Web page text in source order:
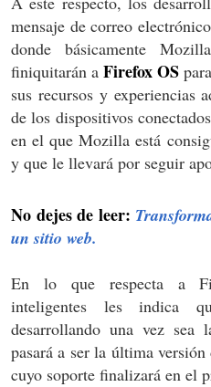
mensaje de correo
donde básicamente
finiquitarán aFirefox OS
sus recursos y experiencias
de los dispositivos
en el que Mozilla está
y que le llevará por seguir
No dejes de leer:
un sitio web.
En lo que respecta a
inteligentes les indica
desarrollando una vez sea
pasará a ser la última
cuyo soporte finalizará en el